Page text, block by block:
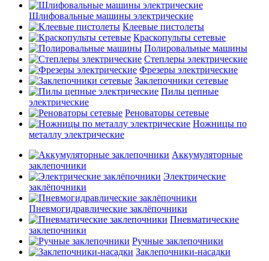
Шлифовальные машины электрические
Клеевые пистолеты
Краскопульты сетевые
Полировальные машины
Степлеры электрические
Фрезеры электрические
Заклепочники сетевые
Пилы цепные
электрические
Реноваторы сетевые
Ножницы по
металлу электрические
Аккумуляторные
заклепочники
Электрические
заклёпочники
Пневмогидравлические заклёпочники
Пневматические
заклепочники
Ручные заклепочники
Заклепочники-насадки